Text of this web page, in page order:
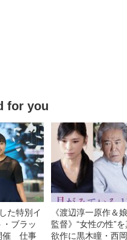
for you
た特別イ
ブラッ
催 仕事
《渡辺淳一原作＆
監督》“女性の性”
欲作に黒木瞳・西